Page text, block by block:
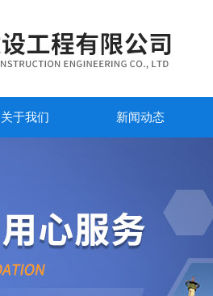
关于我们 新闻动态